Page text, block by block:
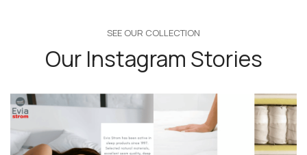
SEE OUR COLLECTION
Our Instagram Stories